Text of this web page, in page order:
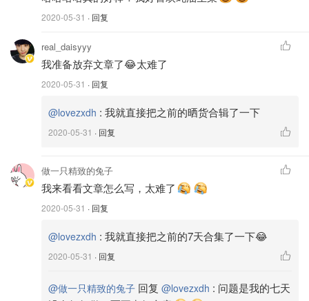
🌸Day 4
蚝油生菜：
🍃只需要把生菜放进开水里稍微烫10秒就行
🍃锅里起油花椒爆香捞出，放入准备好的蒜末🌶️丁、姜丝葱
🍃加一勺味极鲜、一勺蒸鱼豉油、半勺蚝油；稍微加一点温
水
🍃酱汁均匀浇在煮好的生菜上即可
超级好做，清脆爽口好味道；最重要的是热量超级低啊，这
一盘目测不过100卡💖 晚上睡前得喝杯脱脂牛奶，130卡；
省得饿的睡不着觉😂
2020-05-31 · 回复
real_daisyyy
我准备放弃文章了😂太难了
2020-05-31 · 回复
@lovezxdh : 我就直接把之前的晒货合辑了一下
2020-05-31 · 回复
做一只精致的兔子
我来看看文章怎么写，太难了
2020-05-31 · 回复
@lovezxdh : 我就直接把之前的7天合集了一下😂
2020-05-31 · 回复
@做一只精致的兔子 回复 @lovezxdh : 问题是我的七天